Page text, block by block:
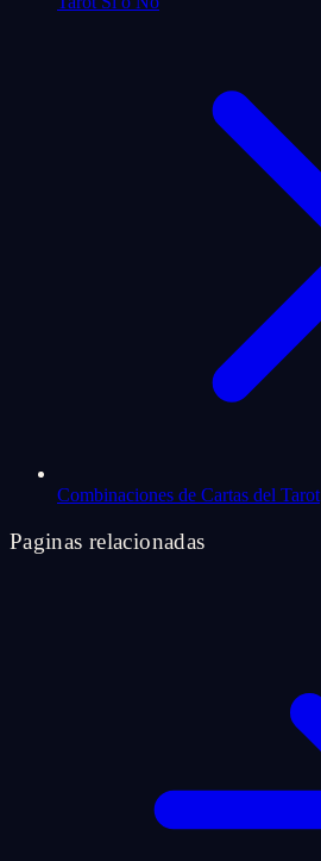
Combinaciones de Cartas del Tarot
Paginas relacionadas